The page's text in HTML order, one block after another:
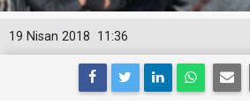
11:36
19 Nisan 2018